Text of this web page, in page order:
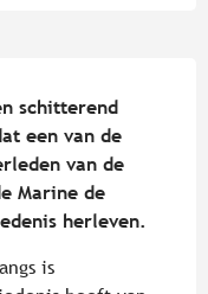
schitterend
een van de
van de
Marine de
herleven.
is